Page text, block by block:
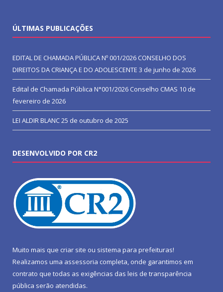
ÚLTIMAS PUBLICAÇÕES
EDITAL DE CHAMADA PÚBLICA Nº 001/2026 CONSELHO DOS
DIREITOS DA CRIANÇA E DO ADOLESCENTE 3 de junho de 2026
Edital de Chamada Pública N°001/2026 Conselho CMAS 10 de
fevereiro de 2026
LEI ALDIR BLANC25 de outubro de 2025
DESENVOLVIDO POR CR2
Muito mais que criar site ou sistema para prefeituras!
Realizamos uma assessoria completa, onde garantimos em
contrato que todas as exigências das leis de transparência
pública serão atendidas.